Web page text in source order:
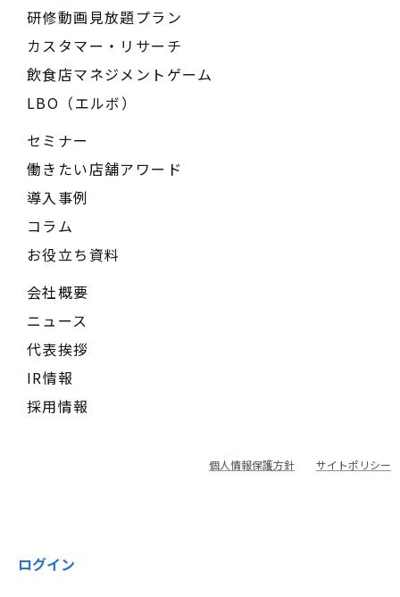
研修動画見放題プラン
カスタマー・リサーチ
飲食店マネジメントゲーム
LBO（エルボ）
セミナー
働きたい店舗アワード
導入事例
コラム
お役立ち資料
会社概要
ニュース
代表挨拶
IR情報
採用情報
個人情報保護方針 サイトポリシー
ログイン